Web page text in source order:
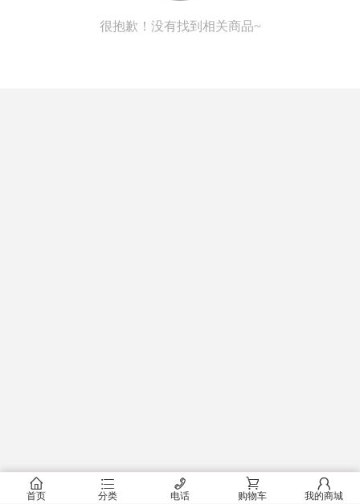
很抱歉！没有找到相关商品~
󰂠
首页
󰂦
分类
󰄫
电话
󰂟
购物车
󰂢
我的商城